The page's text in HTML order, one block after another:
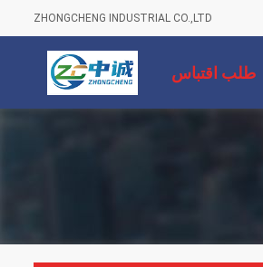
ZHONGCHENG INDUSTRIAL CO.,LTD
طلب اقتباس